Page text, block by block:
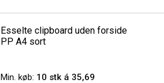
Esselte clipboard uden forside
PP A4 sort
Min. køb: 10 stk á 35,69